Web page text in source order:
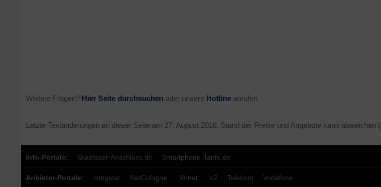
Weitere Fragen? Hier Seite durchsuchen oder unsere Hotline anrufen.
Letzte Textänderungen an dieser Seite am 27. August 2018. Stand der Preise und Angebote kann abweichen (
Info-Portale: Glasfaser-Anschluss.de Smartphone-Tarife.de
Anbieter-Portale: congstar NetCologne M-net o2 Telekom Vodafone